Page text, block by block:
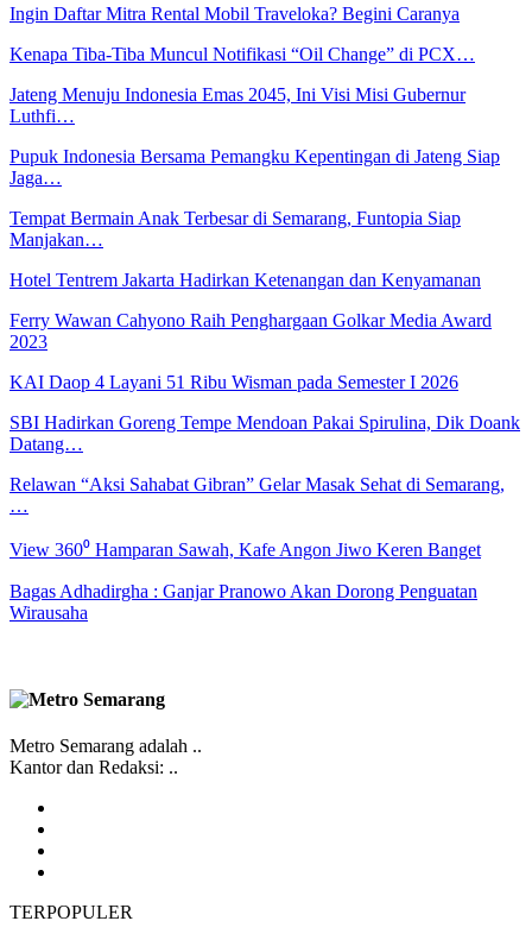
Ingin Daftar Mitra Rental Mobil Traveloka? Begini Caranya
Kenapa Tiba-Tiba Muncul Notifikasi “Oil Change” di PCX…
Jateng Menuju Indonesia Emas 2045, Ini Visi Misi Gubernur
Luthfi…
Pupuk Indonesia Bersama Pemangku Kepentingan di Jateng Siap
Jaga…
Tempat Bermain Anak Terbesar di Semarang, Funtopia Siap
Manjakan…
Hotel Tentrem Jakarta Hadirkan Ketenangan dan Kenyamanan
Ferry Wawan Cahyono Raih Penghargaan Golkar Media Award
2023
KAI Daop 4 Layani 51 Ribu Wisman pada Semester I 2026
SBI Hadirkan Goreng Tempe Mendoan Pakai Spirulina, Dik Doank
Datang…
Relawan “Aksi Sahabat Gibran” Gelar Masak Sehat di Semarang,
…
View 360⁰ Hamparan Sawah, Kafe Angon Jiwo Keren Banget
Bagas Adhadirgha : Ganjar Pranowo Akan Dorong Penguatan
Wirausaha
Metro Semarang adalah ..
Kantor dan Redaksi: ..
TERPOPULER